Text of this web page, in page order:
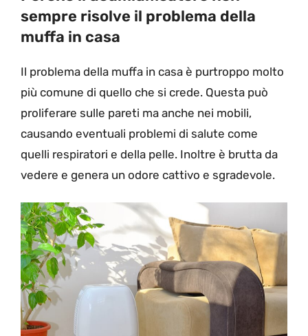
sempre risolve il problema della
muffa in casa
Il problema della muffa in casa è purtroppo molto
più comune di quello che si crede. Questa può
proliferare sulle pareti ma anche nei mobili,
causando eventuali problemi di salute come
quelli respiratori e della pelle. Inoltre è brutta da
vedere e genera un odore cattivo e sgradevole.